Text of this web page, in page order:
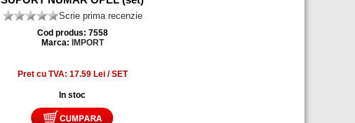
Scrie prima recenzie
Cod produs: 7558
Marca:
IMPORT
Pret cu TVA: 17.59 Lei / SET
In stoc